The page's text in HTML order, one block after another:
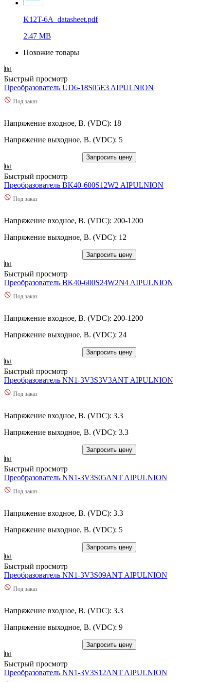
K12T-6A_datasheet.pdf
2.47 MB
Похожие товары
Быстрый просмотр
Преобразователь UD6-18S05E3 AIPULNION
Под заказ
Напряжение входное, В. (VDC): 18
Напряжение выходное, В. (VDC): 5
Запросить цену
Быстрый просмотр
Преобразователь BK40-600S12W2 AIPULNION
Под заказ
Напряжение входное, В. (VDC): 200-1200
Напряжение выходное, В. (VDC): 12
Запросить цену
Быстрый просмотр
Преобразователь BK40-600S24W2N4 AIPULNION
Под заказ
Напряжение входное, В. (VDC): 200-1200
Напряжение выходное, В. (VDC): 24
Запросить цену
Быстрый просмотр
Преобразователь NN1-3V3S3V3ANT AIPULNION
Под заказ
Напряжение входное, В. (VDC): 3.3
Напряжение выходное, В. (VDC): 3.3
Запросить цену
Быстрый просмотр
Преобразователь NN1-3V3S05ANT AIPULNION
Под заказ
Напряжение входное, В. (VDC): 3.3
Напряжение выходное, В. (VDC): 5
Запросить цену
Быстрый просмотр
Преобразователь NN1-3V3S09ANT AIPULNION
Под заказ
Напряжение входное, В. (VDC): 3.3
Напряжение выходное, В. (VDC): 9
Запросить цену
Быстрый просмотр
Преобразователь NN1-3V3S12ANT AIPULNION